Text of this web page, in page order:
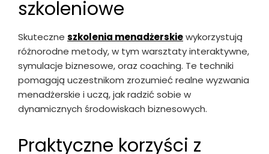
szkoleniowe
Skuteczne szkolenia menadżerskiewykorzystują
różnorodne metody, w tym warsztaty interaktywne,
symulacje biznesowe, oraz coaching. Te techniki
pomagają uczestnikom zrozumieć realne wyzwania
menadżerskie i uczą, jak radzić sobie w
dynamicznych środowiskach biznesowych.
Praktyczne korzyści z